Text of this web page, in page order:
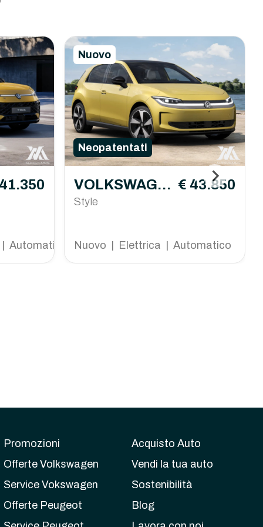
Automatico
Nuovo
Neopatentati
VOLKSWAGE
N ID.Polo
Style
€ 43.850
Nuovo | Elettrica | Automatico
Promozioni
Offerte Volkswagen
Service Vokswagen
Offerte Peugeot
Acquisto Auto
Vendi la tua auto
Sostenibilità
Blog